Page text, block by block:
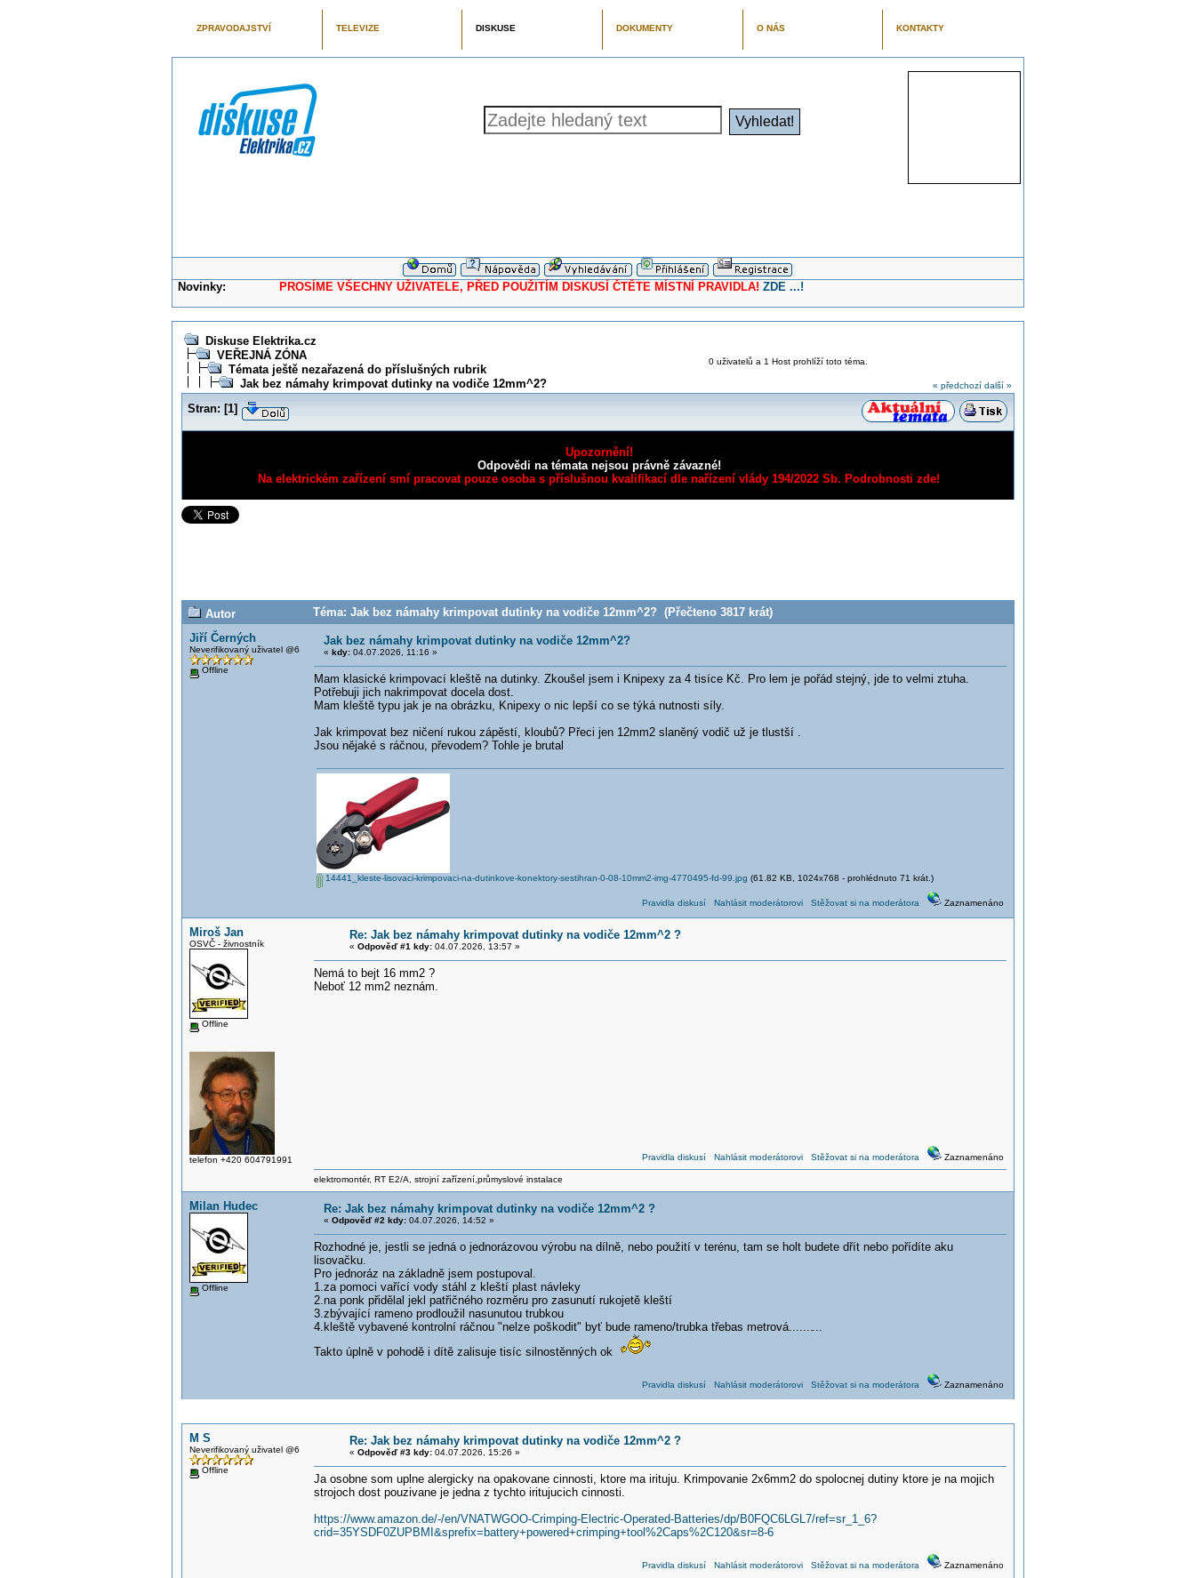
ZPRAVODAJSTVÍ TELEVIZE DISKUSE DOKUMENTY O NÁS KONTAKTY
Novinky: PROSÍME VŠECHNY UŽIVATELE, PŘED POUŽITÍM DISKUSÍ ČTĚTE MÍSTNÍ PRAVIDLA! ZDE ...!
Diskuse Elektrika.cz
VEŘEJNÁ ZÓNA
Témata ještě nezařazená do příslušných rubrik
Jak bez námahy krimpovat dutinky na vodiče 12mm^2?
0 uživatelů a 1 Host prohlíží toto téma.
« předchozí další »
Stran: [1]
Upozornění!
Odpovědi na témata nejsou právně závazné!
Na elektrickém zařízení smí pracovat pouze osoba s příslušnou kvalifikací dle nařízení vlády 194/2022 Sb. Podrobnosti zde!
Autor
Téma: Jak bez námahy krimpovat dutinky na vodiče 12mm^2? (Přečteno 3817 krát)
Jiří Černých
Neverifikovaný uživatel @6
Offline
Jak bez námahy krimpovat dutinky na vodiče 12mm^2?
« kdy:04.07.2026, 11:16 »
Mam klasické krimpovací kleště na dutinky. Zkoušel jsem i Knipexy za 4 tisíce Kč. Pro lem je pořád stejný, jde to velmi ztuha.
Potřebuji jich nakrimpovat docela dost.
Mam kleště typu jak je na obrázku, Knipexy o nic lepší co se týká nutnosti síly.
Jak krimpovat bez ničení rukou zápěstí, kloubů? Přeci jen 12mm2 slaněný vodič už je tlustší .
Jsou nějaké s ráčnou, převodem? Tohle je brutal
14441_kleste-lisovaci-krimpovaci-na-dutinkove-konektory-sestihran-0-08-10mm2-img-4770495-fd-99.jpg (61.82 KB, 1024x768 - prohlédnuto 71 krát.)
Pravidla diskusí Nahlásit moderátorovi Stěžovat si na moderátora Zaznamenáno
Miroš Jan
OSVČ - živnostník
Offline
telefon +420 604791991
Re: Jak bez námahy krimpovat dutinky na vodiče 12mm^2 ?
« Odpověď #1 kdy:04.07.2026, 13:57 »
Nemá to bejt 16 mm2 ?
Neboť 12 mm2 neznám.
Pravidla diskusí Nahlásit moderátorovi Stěžovat si na moderátora Zaznamenáno
elektromontér, RT E2/A, strojní zařízení,průmyslové instalace
Milan Hudec
Offline
Re: Jak bez námahy krimpovat dutinky na vodiče 12mm^2 ?
« Odpověď #2 kdy:04.07.2026, 14:52 »
Rozhodné je, jestli se jedná o jednorázovou výrobu na dílně, nebo použití v terénu, tam se holt budete dřít nebo pořídíte aku
lisovačku.
Pro jednoráz na základně jsem postupoval.
1.za pomoci vařící vody stáhl z kleští plast návleky
2.na ponk přidělal jekl patřičného rozměru pro zasunutí rukojetě kleští
3.zbývající rameno prodloužil nasunutou trubkou
4.kleště vybavené kontrolní ráčnou "nelze poškodit" byť bude rameno/trubka třebas metrová..........
Takto úplně v pohodě i dítě zalisuje tisíc silnostěnných ok
Pravidla diskusí Nahlásit moderátorovi Stěžovat si na moderátora Zaznamenáno
M S
Neverifikovaný uživatel @6
Offline
Re: Jak bez námahy krimpovat dutinky na vodiče 12mm^2 ?
« Odpověď #3 kdy:04.07.2026, 15:26 »
Ja osobne som uplne alergicky na opakovane cinnosti, ktore ma irituju. Krimpovanie 2x6mm2 do spolocnej dutiny ktore je na mojich
strojoch dost pouzivane je jedna z tychto iritujucich cinnosti.
https://www.amazon.de/-/en/VNATWGOO-Crimping-Electric-Operated-Batteries/dp/B0FQC6LGL7/ref=sr_1_6?
crid=35YSDF0ZUPBMI&sprefix=battery+powered+crimping+tool%2Caps%2C120&sr=8-6
Pravidla diskusí Nahlásit moderátorovi Stěžovat si na moderátora Zaznamenáno